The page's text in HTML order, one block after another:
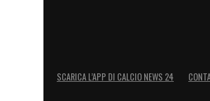
SCARICA L’APP DI CALCIO NEWS 24